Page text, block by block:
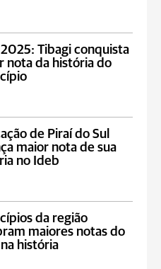
2025: Tibagi conquista
nota da história do
de Piraí do Sul
maior nota de sua
no Ideb
da região
maiores notas do
história